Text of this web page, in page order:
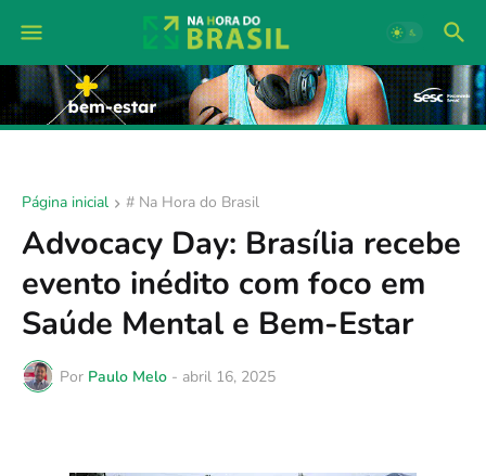
Página inicial # Na Hora do Brasil
Advocacy Day: Brasília recebe
evento inédito com foco em
Saúde Mental e Bem-Estar
Por Paulo Melo - abril 16, 2025